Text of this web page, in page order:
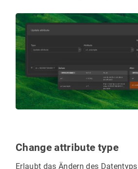
Change attribute type
Erlaubt das Ändern des